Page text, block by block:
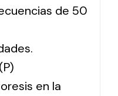
de 50
en la